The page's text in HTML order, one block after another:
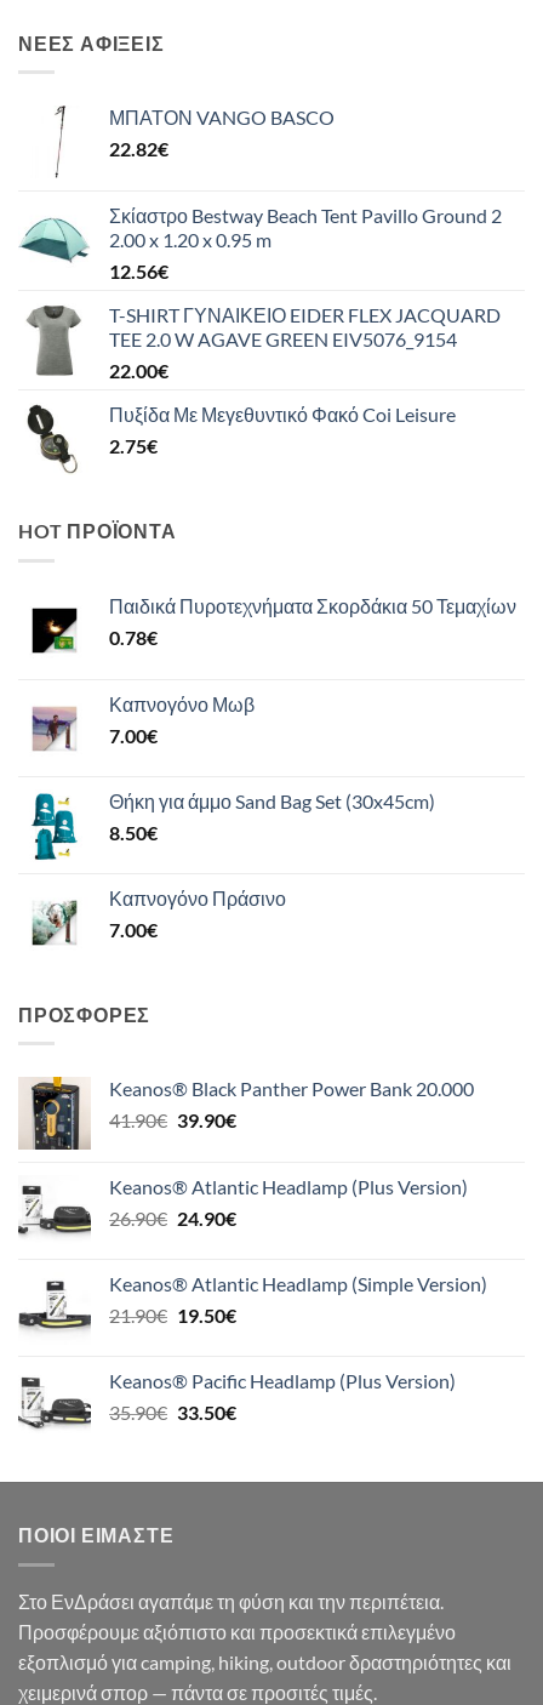
ΝΈΕΣ ΑΦΊΞΕΙΣ
ΜΠΑΤΟΝ VANGO BASCO
22.82€
Σκίαστρο Bestway Beach Tent Pavillo Ground 2
2.00 x 1.20 x 0.95 m
12.56€
T-SHIRT ΓΥΝΑΙΚΕΙΟ EIDER FLEX JACQUARD
TEE 2.0 W AGAVE GREEN EIV5076_9154
22.00€
Πυξίδα Με Μεγεθυντικό Φακό Coi Leisure
2.75€
HOT ΠΡΟΪΌΝΤΑ
Παιδικά Πυροτεχνήματα Σκορδάκια 50 Τεμαχίων
0.78€
Καπνογόνο Μωβ
7.00€
Θήκη για άμμο Sand Bag Set (30x45cm)
8.50€
Καπνογόνο Πράσινο
7.00€
ΠΡΟΣΦΟΡΈΣ
Keanos® Black Panther Power Bank 20.000
41.90€ Original
41.90€.
39.90€Η
είναι:
39.90€.
Keanos® Atlantic Headlamp (Plus Version)
26.90€ Original
26.90€.
24.90€Η
είναι:
24.90€.
Keanos® Atlantic Headlamp (Simple Version)
21.90€ Original
21.90€.
19.50€Η
είναι:
19.50€.
Keanos® Pacific Headlamp (Plus Version)
35.90€ Original
35.90€.
33.50€Η
είναι:
ΠΟΙΟΙ ΕΊΜΑΣΤΕ
Στο ΕνΔράσει αγαπάμε τη φύση και την περιπέτεια.
Προσφέρουμε αξιόπιστο και προσεκτικά επιλεγμένο
εξοπλισμό για camping, hiking, outdoor δραστηριότητες και
χειμερινά σπορ — πάντα σε προσιτές τιμές.